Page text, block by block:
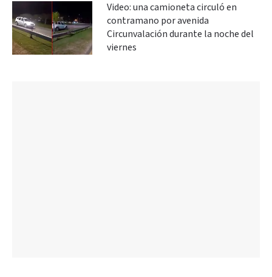
Video: una camioneta circuló en
contramano por avenida
Circunvalación durante la noche del
viernes